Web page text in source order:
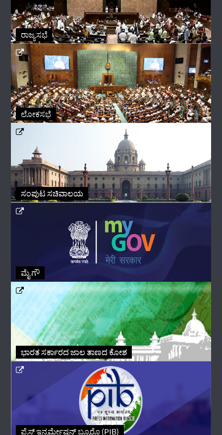
ರಾಜ್ಯಸಭೆ
ಲೋಕಸಭೆ
ಸಂಪುಟ ಸಚಿವಾಲಯ
ಮೈ ಗೌ
ಭಾರತ ಸರ್ಕಾರದ ಜಾಲ ತಾಣದ ಕೋಶ
ಪ್ರೆಸ್ ಇನ್ಫರ್ಮೇಷನ್ ಬ್ಯೂರೊ (PIB)